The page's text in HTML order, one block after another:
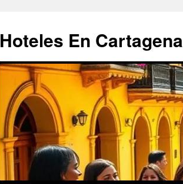
contenido
Hoteles En Cartagena